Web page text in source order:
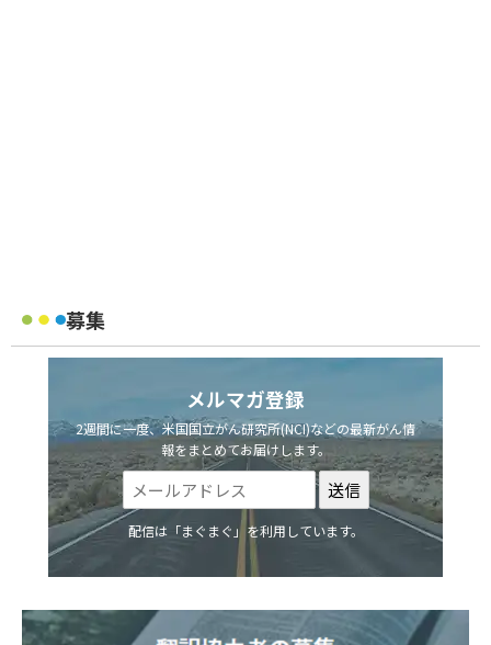
募集
メルマガ登録
2週間に一度、米国国立がん研究所(NCI)などの最新がん情
報をまとめてお届けします。
配信は「まぐまぐ」を利用しています。